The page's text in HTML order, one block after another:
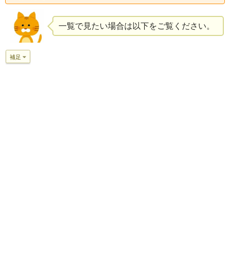
一覧で見たい場合は以下をご覧ください。
補足